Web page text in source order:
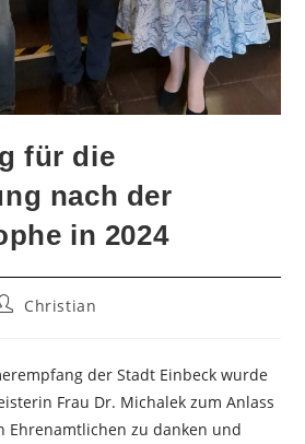
für die
nach der
in 2024
Christian
der Stadt Einbeck wurde
Frau Dr. Michalek zum Anlass
Ehrenamtlichen zu danken und